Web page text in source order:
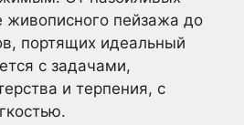
живописного пейзажа до
портящих идеальный
с задачами,
и терпения, с